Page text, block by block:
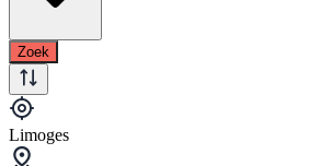
Zoek
Limoges